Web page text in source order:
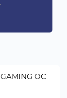
OC